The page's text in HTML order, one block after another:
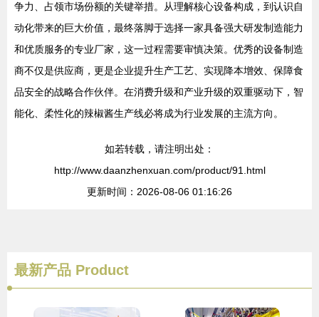
争力、占领市场份额的关键举措。从理解核心设备构成，到认识自
动化带来的巨大价值，最终落脚于选择一家具备强大研发制造能力
和优质服务的专业厂家，这一过程需要审慎决策。优秀的设备制造
商不仅是供应商，更是企业提升生产工艺、实现降本增效、保障食
品安全的战略合作伙伴。在消费升级和产业升级的双重驱动下，智
能化、柔性化的辣椒酱生产线必将成为行业发展的主流方向。
如若转载，请注明出处：
http://www.daanzhenxuan.com/product/91.html
更新时间：2026-08-06 01:16:26
最新产品 Product